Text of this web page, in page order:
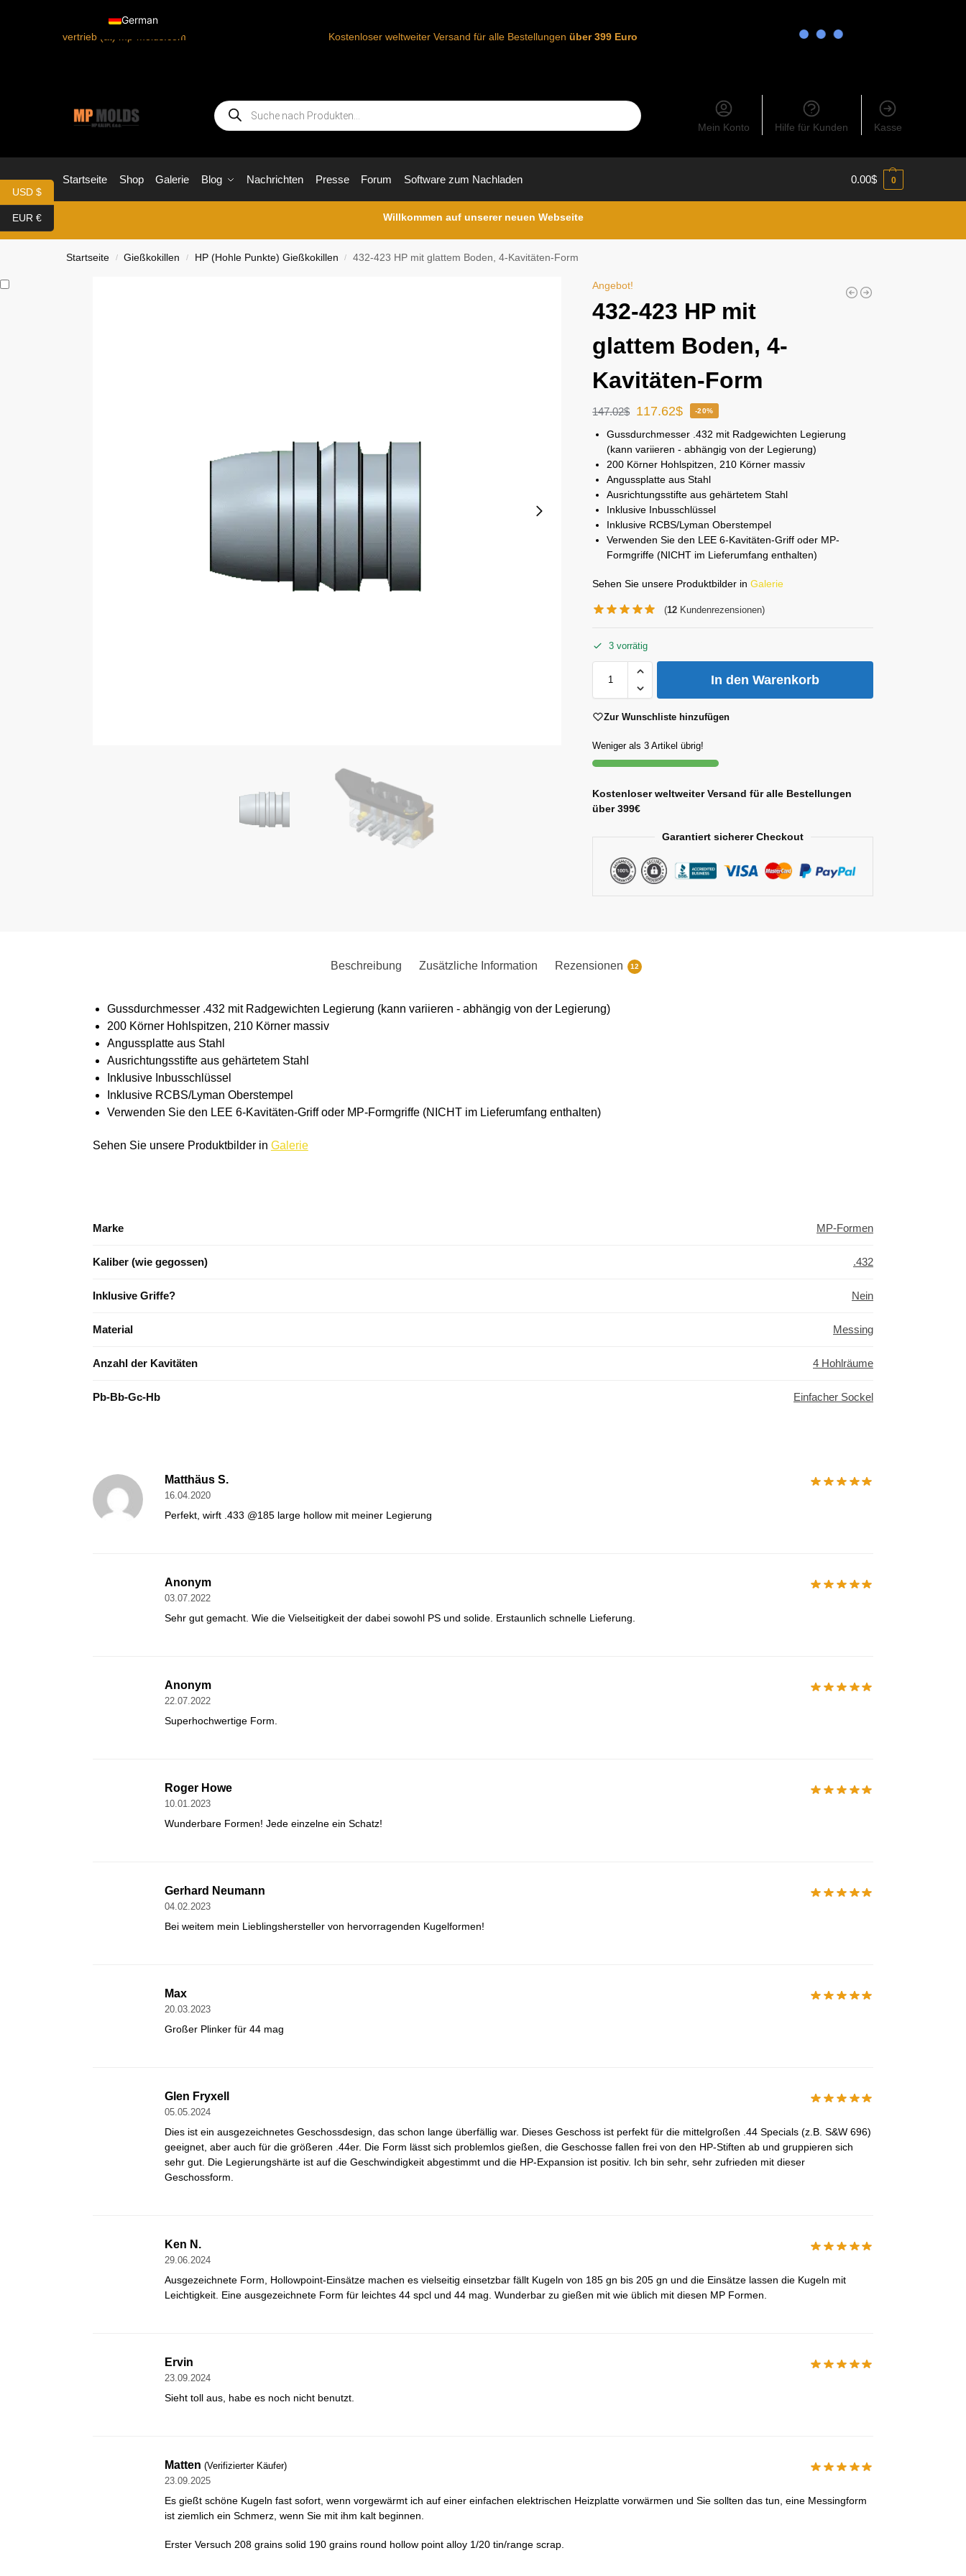
vertrieb (at) mp-molds.com Kostenloser weltweiter Versand für alle Bestellungen über 399 Euro
Mein Konto Hilfe für Kunden Kasse
Startseite Shop Galerie Blog Nachrichten Presse Forum Software zum Nachladen 0.00$ 0
Willkommen auf unserer neuen Webseite
Startseite / Gießkokillen / HP (Hohle Punkte) Gießkokillen / 432-423 HP mit glattem Boden, 4-Kavitäten-Form
Angebot!
432-423 HP mit
glattem Boden, 4-
Kavitäten-Form
147.02$ 117.62$ -20%
Gussdurchmesser .432 mit Radgewichten Legierung
(kann variieren - abhängig von der Legierung)
200 Körner Hohlspitzen, 210 Körner massiv
Angussplatte aus Stahl
Ausrichtungsstifte aus gehärtetem Stahl
Inklusive Inbusschlüssel
Inklusive RCBS/Lyman Oberstempel
Verwenden Sie den LEE 6-Kavitäten-Griff oder MP-
Formgriffe (NICHT im Lieferumfang enthalten)
Sehen Sie unsere Produktbilder inGalerie
(12Kundenrezensionen)
3 vorrätig
In den Warenkorb
Zur Wunschliste hinzufügen
Weniger als 3 Artikel übrig!
Kostenloser weltweiter Versand für alle Bestellungen
über 399€
Garantiert sicherer Checkout
Beschreibung Zusätzliche Information Rezensionen 12
Gussdurchmesser .432 mit Radgewichten Legierung (kann variieren - abhängig von der Legierung)
200 Körner Hohlspitzen, 210 Körner massiv
Angussplatte aus Stahl
Ausrichtungsstifte aus gehärtetem Stahl
Inklusive Inbusschlüssel
Inklusive RCBS/Lyman Oberstempel
Verwenden Sie den LEE 6-Kavitäten-Griff oder MP-Formgriffe (NICHT im Lieferumfang enthalten)
Sehen Sie unsere Produktbilder in Galerie
Marke MP-Formen
Kaliber (wie gegossen) .432
Inklusive Griffe? Nein
Material Messing
Anzahl der Kavitäten 4 Hohlräume
Pb-Bb-Gc-Hb Einfacher Sockel
Matthäus S.
16.04.2020
Perfekt, wirft .433 @185 large hollow mit meiner Legierung
Anonym
03.07.2022
Sehr gut gemacht. Wie die Vielseitigkeit der dabei sowohl PS und solide. Erstaunlich schnelle Lieferung.
Anonym
22.07.2022
Superhochwertige Form.
Roger Howe
10.01.2023
Wunderbare Formen! Jede einzelne ein Schatz!
Gerhard Neumann
04.02.2023
Bei weitem mein Lieblingshersteller von hervorragenden Kugelformen!
Max
20.03.2023
Großer Plinker für 44 mag
Glen Fryxell
05.05.2024
Dies ist ein ausgezeichnetes Geschossdesign, das schon lange überfällig war. Dieses Geschoss ist perfekt für die mittelgroßen .44 Specials (z.B. S&W 696)
geeignet, aber auch für die größeren .44er. Die Form lässt sich problemlos gießen, die Geschosse fallen frei von den HP-Stiften ab und gruppieren sich
sehr gut. Die Legierungshärte ist auf die Geschwindigkeit abgestimmt und die HP-Expansion ist positiv. Ich bin sehr, sehr zufrieden mit dieser
Geschossform.
Ken N.
29.06.2024
Ausgezeichnete Form, Hollowpoint-Einsätze machen es vielseitig einsetzbar fällt Kugeln von 185 gn bis 205 gn und die Einsätze lassen die Kugeln mit
Leichtigkeit. Eine ausgezeichnete Form für leichtes 44 spcl und 44 mag. Wunderbar zu gießen mit wie üblich mit diesen MP Formen.
Ervin
23.09.2024
Sieht toll aus, habe es noch nicht benutzt.
Matten (Verifizierter Käufer)
23.09.2025
Es gießt schöne Kugeln fast sofort, wenn vorgewärmt ich auf einer einfachen elektrischen Heizplatte vorwärmen und Sie sollten das tun, eine Messingform
ist ziemlich ein Schmerz, wenn Sie mit ihm kalt beginnen.
Erster Versuch 208 grains solid 190 grains round hollow point alloy 1/20 tin/range scrap.
USD $
EUR €
German